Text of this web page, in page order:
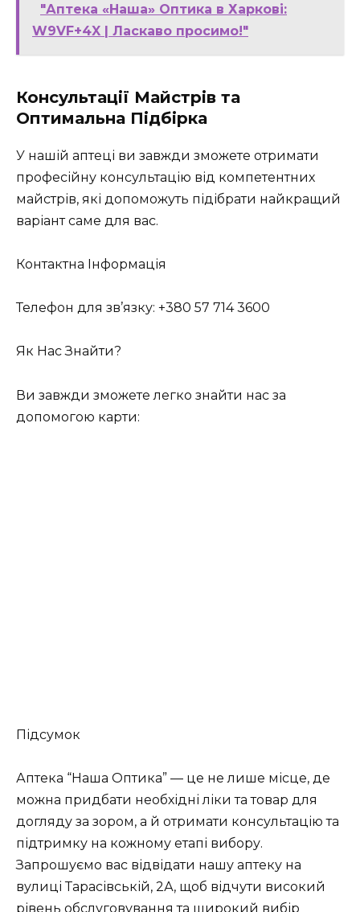
"Аптека «Наша» Оптика в Харкові:
W9VF+4X | Ласкаво просимо!"
Консультації Майстрів та
Оптимальна Підбірка
У нашій аптеці ви завжди зможете отримати
професійну консультацію від компетентних
майстрів, які допоможуть підібрати найкращий
варіант саме для вас.
Контактна Інформація
Телефон для зв’язку: +380 57 714 3600
Як Нас Знайти?
Ви завжди зможете легко знайти нас за
допомогою карти:
Підсумок
Аптека “Наша Оптика” — це не лише місце, де
можна придбати необхідні ліки та товар для
догляду за зором, а й отримати консультацію та
підтримку на кожному етапі вибору.
Запрошуємо вас відвідати нашу аптеку на
вулиці Тарасівській, 2А, щоб відчути високий
рівень обслуговування та широкий вибір